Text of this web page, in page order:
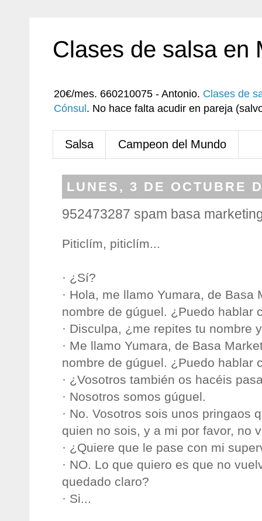
Clases de salsa en
20€/mes. 660210075 - Antonio. Clases de
Cónsul . No hace falta acudir en pareja
Salsa Campeon del Mundo
LUNES, 3 DE OCTUBRE
952473287 spam basa
Piticlím, piticlím...
· ¿Sí?
· Hola, me llamo Yumara, de Basa
nombre de gúguel. ¿Puedo hablar
· Disculpa, ¿me repites tu nombre
· Me llamo Yumara, de Basa
nombre de gúguel. ¿Puedo hablar
· ¿Vosotros también os hacéis
· Nosotros somos gúguel.
· No. Vosotros sois unos pringaos
quien no sois, y a mi por favor, no
· ¿Quiere que le pase con mi
· NO. Lo que quiero es que no
quedado claro?
· Si...